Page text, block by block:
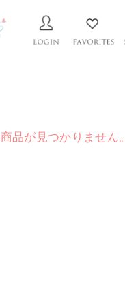
商品が見つかりません。